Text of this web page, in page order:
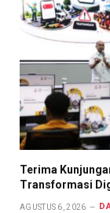
Terima
Transformasi
AGUSTUS 6, 2026